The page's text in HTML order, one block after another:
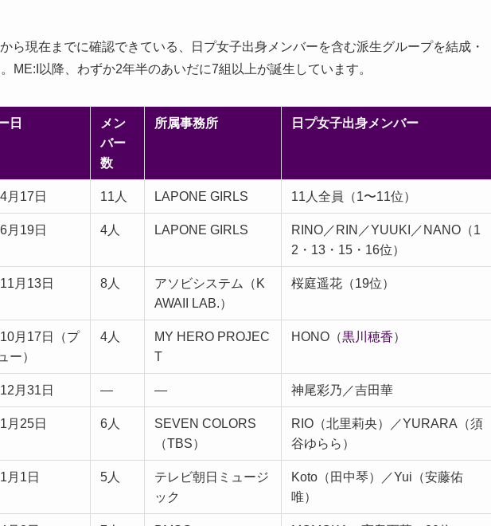
ら現在までに確認できている、日プ女子出身メンバーを含む派生グループを結成・
ME:I以降、わずか2年半のあいだに7組以上が誕生しています。
日
メン
バー
数
所属事務所 日プ女子出身メンバー
月17日 11人 LAPONE GIRLS 11人全員（1〜11位）
月19日 4人 LAPONE GIRLS
RINO／RIN／YUUKI／NANO（1
2・13・15・16位）
月13日 8人
アソビシステム（K
AWAII LAB.）
桜庭遥花（19位）
月17日（プ
ー）
4人
MY HERO PROJEC
T
HONO（黒川穂香）
月31日 — — 神尾彩乃／吉田華
月25日 6人
SEVEN COLORS
（TBS）
RIO（北里莉央）／YURARA（須
谷ゆらら）
月1日 5人
テレビ朝日ミュージ
ック
Koto（田中琴）／Yui（安藤佑
唯）